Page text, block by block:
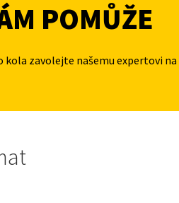
POMŮŽE
zavolejte našemu expertovi na